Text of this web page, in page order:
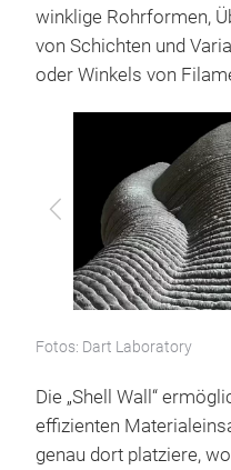
winklige Rohrformen,
von Schichten und
oder Winkels von
Zurück
Fotos: Dart Laboratory
Die „Shell Wall“
effizienten
genau dort platziere,